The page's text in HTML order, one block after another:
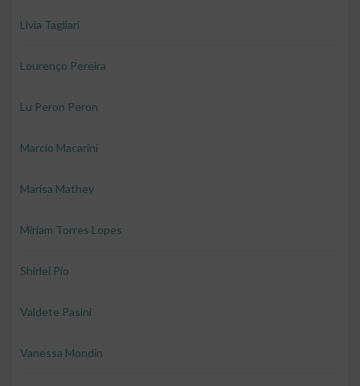
Livia Tagliari
Lourenço Pereira
Lu Peron Peron
Marcio Macarini
Marisa Mathey
Miriam Torres Lopes
Shirlei Pio
Valdete Pasini
Vanessa Mondin